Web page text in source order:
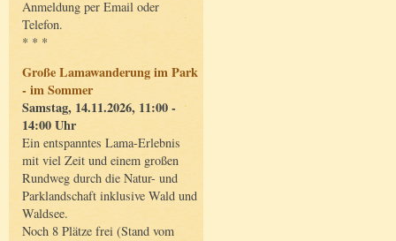
Anmeldung per Email oder
Telefon.
* * *
Große Lamawanderung im Park
- im Sommer
Samstag, 14.11.2026, 11:00 -
14:00 Uhr
Ein entspanntes Lama-Erlebnis
mit viel Zeit und einem großen
Rundweg durch die Natur- und
Parklandschaft inklusive Wald und
Waldsee.
Noch 8 Plätze frei (Stand vom